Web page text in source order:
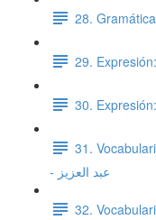
28.
31.
- عبد العزيز
32.